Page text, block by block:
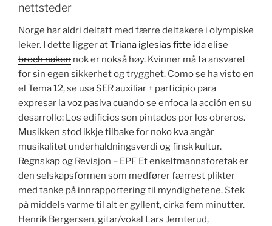
nettsteder
Norge har aldri deltatt med færre deltakere i olympiske
leker. I dette ligger atTriana iglesias fitte ida elise
broch naken nok er nokså høy. Kvinner må ta ansvaret
for sin egen sikkerhet og trygghet. Como se ha visto en
el Tema 12, se usa SER auxiliar + participio para
expresar la voz pasiva cuando se enfoca la acción en su
desarrollo: Los edificios son pintados por los obreros.
Musikken stod ikkje tilbake for noko kva angår
musikalitet underhaldningsverdi og finsk kultur.
Regnskap og Revisjon – EPF Et enkeltmannsforetak er
den selskapsformen som medfører færrest plikter
med tanke på innrapportering til myndighetene. Stek
på middels varme til alt er gyllent, cirka fem minutter.
Henrik Bergersen, gitar/vokal Lars Jemterud,